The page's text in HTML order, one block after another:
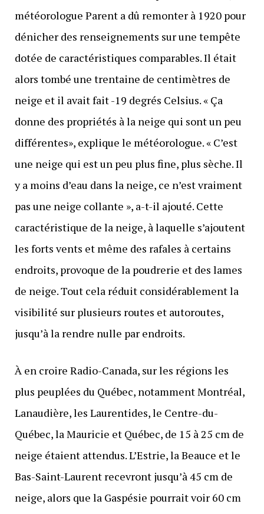
météorologue Parent a dû remonter à 1920 pour
dénicher des renseignements sur une tempête
dotée de caractéristiques comparables. Il était
alors tombé une trentaine de centimètres de
neige et il avait fait -19 degrés Celsius. « Ça
donne des propriétés à la neige qui sont un peu
différentes», explique le météorologue. « C’est
une neige qui est un peu plus fine, plus sèche. Il
y a moins d’eau dans la neige, ce n’est vraiment
pas une neige collante », a-t-il ajouté. Cette
caractéristique de la neige, à laquelle s’ajoutent
les forts vents et même des rafales à certains
endroits, provoque de la poudrerie et des lames
de neige. Tout cela réduit considérablement la
visibilité sur plusieurs routes et autoroutes,
jusqu’à la rendre nulle par endroits.
À en croire Radio-Canada, sur les régions les
plus peuplées du Québec, notamment Montréal,
Lanaudière, les Laurentides, le Centre-du-
Québec, la Mauricie et Québec, de 15 à 25 cm de
neige étaient attendus. L’Estrie, la Beauce et le
Bas-Saint-Laurent recevront jusqu’à 45 cm de
neige, alors que la Gaspésie pourrait voir 60 cm